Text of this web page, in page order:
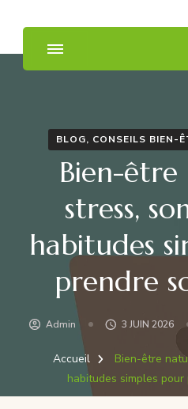
BLOG, CONSEILS BIEN-
Bien-
stress,
habitudes
prendre
Admin 3 JUIN 2026
Accueil
Bien-être
habitudes simples